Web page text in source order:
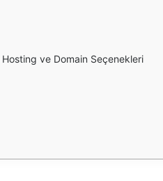
Hosting ve Domain Seçenekleri